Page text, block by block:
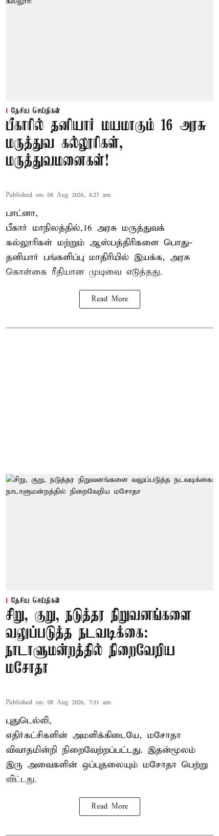
தேசிய செய்திகள்
பீகாரில் தனியார் மயமாகும் 16 அரசு
மருத்துவ கல்லூரிகள்,
மருத்துவமனைகள்!
Published on: 08 Aug 2026, 8:27 am
பாட்னா,
பீகார் மாநிலத்தில்,16 அரசு மருத்துவக்
கல்லூரிகள் மற்றும் ஆஸ்பத்திரிகளை பொது-
தனியார் பங்களிப்பு மாதிரியில் இயக்க, அரசு
கொள்கை ரீதியான முடிவை எடுத்தது.
Read More
தேசிய செய்திகள்
சிறு, குறு, நடுத்தர நிறுவனங்களை
வலுப்படுத்த நடவடிக்கை:
நாடாளுமன்றத்தில் நிறைவேறிய
மசோதா
Published on: 08 Aug 2026, 7:51 am
புதுடெல்லி,
எதிர்கட்சிகளின் அமளிக்கிடையே, மசோதா
விவாதமின்றி நிறைவேற்றப்பட்டது. இதன்மூலம்
இரு அவைகளின் ஒப்புதலையும் மசோதா பெற்று
விட்டது.
Read More